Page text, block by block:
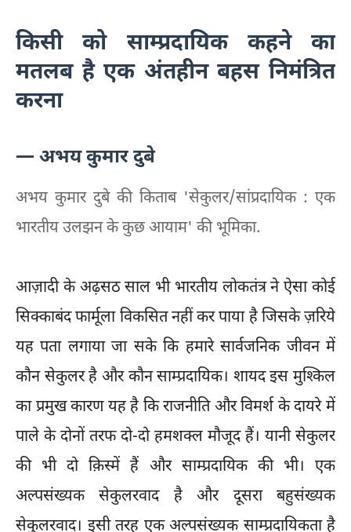
किसी को साम्प्रदायिक कहने का
मतलब है एक अंतहीन बहस निमंत्रित
करना
— अभय कुमार दुबे
अभय कुमार दुबे की किताब 'सेकुलर/सांप्रदायिक : एक
भारतीय उलझन के कुछ आयाम' की भूमिका.
आज़ादी के अढ़सठ साल भी भारतीय लोकतंत्र ने ऐसा कोई
सिक्काबंद फार्मूला विकसित नहीं कर पाया है जिसके ज़रिये
यह पता लगाया जा सके कि हमारे सार्वजनिक जीवन में
कौन सेकुलर है और कौन साम्प्रदायिक। शायद इस मुश्किल
का प्रमुख कारण यह है कि राजनीति और विमर्श के दायरे में
पाले के दोनों तरफ दो-दो हमशक्ल मौजूद हैं। यानी सेकुलर
की भी दो क़िस्में हैं और साम्प्रदायिक की भी। एक
अल्पसंख्यक सेकुलरवाद है और दूसरा बहुसंख्यक
सेकुलरवाद। इसी तरह एक अल्पसंख्यक साम्प्रदायिकता है